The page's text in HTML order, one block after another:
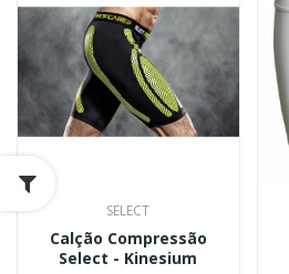
SELECT
Calção Compressão
Select - Kinesium